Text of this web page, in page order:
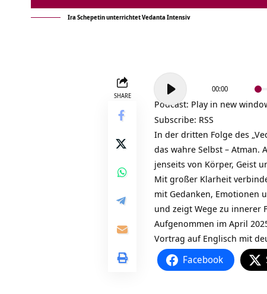
Ira Schepetin unterrichtet Vedanta Intensiv
SHARE
Audio-
Player
00:00
Podcast: Play in new
Subscribe: RSS
In der dritten Folge des
das wahre Selbst –
jenseits von Körper, Geist
Mit großer Klarheit
mit Gedanken, Emotionen
und zeigt Wege zu innerer
Aufgenommen im April
Vortrag auf Englisch mit
Facebook